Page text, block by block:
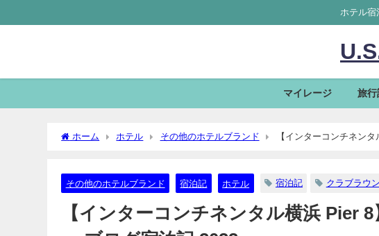
ホテル宿
マイレージ 旅行
ホーム ホテル その他のホテルブランド 【インターコンチネン
その他のホテルブランド 宿泊記 ホテル 宿泊記 クラブラウ
【インターコンチネンタル横浜 Pier